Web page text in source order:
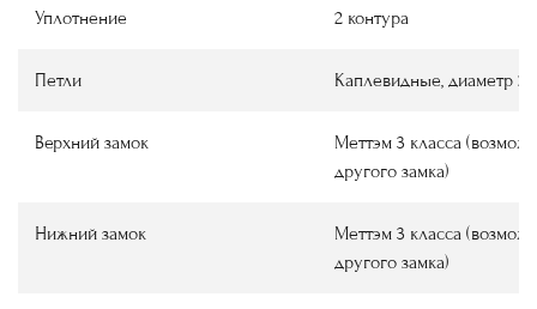
Уплотнение 2 контура
Петли Каплевидные, диаметр
Верхний замок
Меттэм 3 класса
другого замка)
Нижний замок
Меттэм 3 класса
другого замка)